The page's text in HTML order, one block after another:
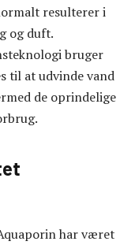
resulterer i
og duft.
bruger
til at udvinde vand
de oprindelige
har været